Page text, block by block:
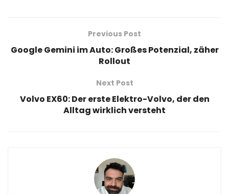
Previous Post
Google Gemini im Auto: Großes Potenzial, zäher
Rollout
Next Post
Volvo EX60: Der erste Elektro-Volvo, der den
Alltag wirklich versteht